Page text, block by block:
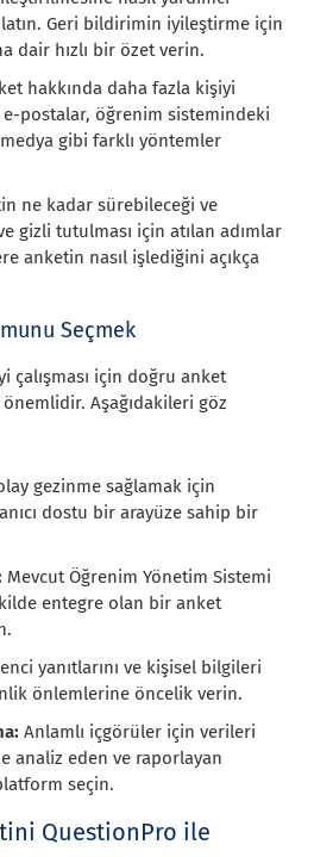
Geri bildirimin iyileştirme için
dair hızlı bir özet verin.
hakkında daha fazla kişiyi
postalar, öğrenim sistemindeki
gibi farklı yöntemler
ne kadar sürebileceği ve
gizli tutulması için atılan adımlar
anketin nasıl işlediğini açıkça
Seçmek
çalışması için doğru anket
Aşağıdakileri göz
gezinme sağlamak için
dostu bir arayüze sahip bir
Mevcut Öğrenim Yönetim Sistemi
entegre olan bir anket
yanıtlarını ve kişisel bilgileri
önlemlerine öncelik verin.
Anlamlı içgörüler için verileri
analiz eden ve raporlayan
seçin.
QuestionPro ile